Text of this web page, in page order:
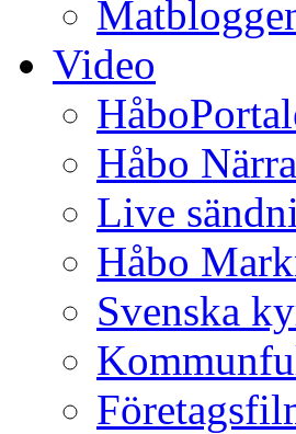
Video
Håbo
Live
Håbo
Svenska